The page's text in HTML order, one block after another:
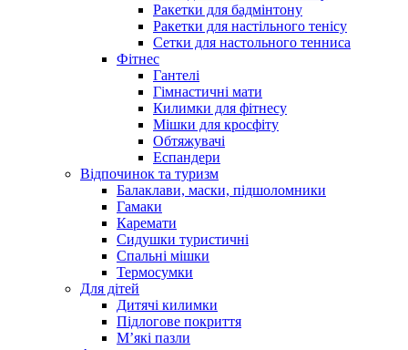
Ракетки для бадмінтону
Ракетки для настільного тенісу
Сетки для настольного тенниса
Фітнес
Гантелі
Гімнастичні мати
Килимки для фітнесу
Мішки для кросфіту
Обтяжувачі
Еспандери
Відпочинок та туризм
Балаклави, маски, підшоломники
Гамаки
Каремати
Сидушки туристичні
Спальні мішки
Термосумки
Для дітей
Дитячі килимки
Підлогове покриття
М’які пазли